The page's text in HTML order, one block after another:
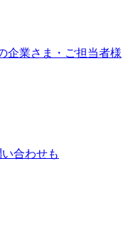
企業さま・ご担当者様